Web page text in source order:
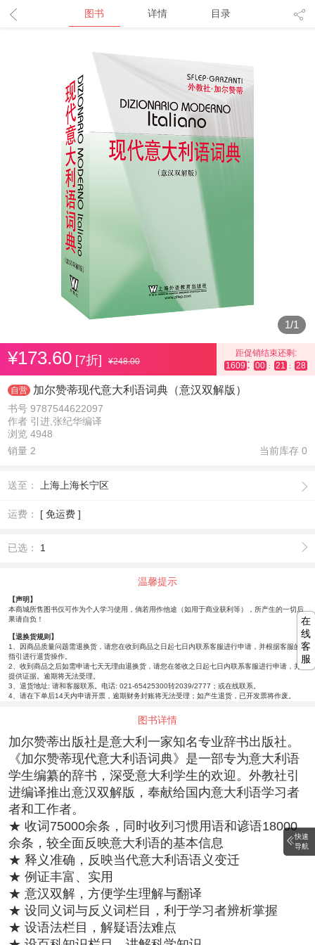
图书 详情 目录
1/1
¥173.60 [7折] ¥248.00
距促销结束还剩:
1609 : 00 : 21 : 27
自营 加尔赞蒂现代意大利语词典（意汉双解版）
书号 9787544622097
作者 引进,张纪华编译
浏览 4948
销量 2
当前库存 0
送至： 上海上海长宁区
运费： [ 免运费 ]
已选： 1
温馨提示
【声明】
本商城所售图书仅可作为个人学习使用，倘若用作他途（如用于商业获利等），所产生的一切后
果请自负！
【退换货规则】
1、因商品质量问题需退换货，请您在收到商品之日起七日内联系客服进行申请，并根据客服的
指引进行退货操作。
2、收到商品之后如需申请七天无理由退换货，请您在签收之日起七日内联系客服进行申请，并
提供证据。逾期将无法受理。
3、退货地址: 请和客服联系。电话: 021-65425300转2039/2777；或在线联系。
4、请在下单后14天内申请开票，逾期财务封账将无法受理；如产生退货，已开发票将作废。
图书详情
加尔赞蒂出版社是意大利一家知名专业辞书出版社。
《加尔赞蒂现代意大利语词典》是一部专为意大利语
学生编纂的辞书，深受意大利学生的欢迎。外教社引
进编译推出意汉双解版，奉献给国内意大利语学习者
者和工作者。
★ 收词75000余条，同时收列习惯用语和谚语18000
余条，较全面反映意大利语的基本信息
★ 释义准确，反映当代意大利语语义变迁
★ 例证丰富、实用
★ 意汉双解，方便学生理解与翻译
★ 设同义词与反义词栏目，利于学习者辨析掌握
★ 设语法栏目，解疑语法难点
快速
导航
在
线
客
服